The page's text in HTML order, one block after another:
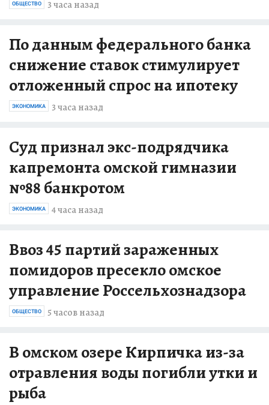
3 часа назад
ОБЩЕСТВО
По данным федерального банка
снижение ставок стимулирует
отложенный спрос на ипотеку
3 часа назад
ЭКОНОМИКА
Суд признал экс-подрядчика
капремонта омской гимназии
№88 банкротом
4 часа назад
ЭКОНОМИКА
Ввоз 45 партий зараженных
помидоров пресекло омское
управление Россельхознадзора
5 часов назад
ОБЩЕСТВО
В омском озере Кирпичка из-за
отравления воды погибли утки и
рыба